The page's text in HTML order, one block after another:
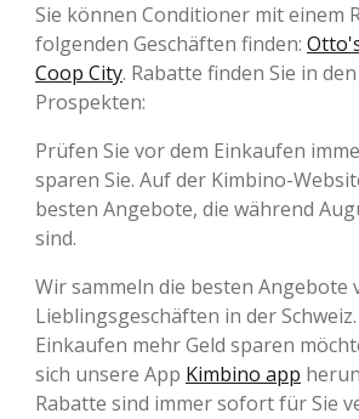
Sie können Conditioner mit einem
folgenden Geschäften finden:
Coop City. Rabatte finden Sie in
Prospekten:
Prüfen Sie vor dem Einkaufen
sparen Sie. Auf der Kimbino-
besten Angebote, die während
sind.
Wir sammeln die besten Angebote
Lieblingsgeschäften in der
Einkaufen mehr Geld sparen
sich unsere App Kimbino app
Rabatte sind immer sofort für Sie